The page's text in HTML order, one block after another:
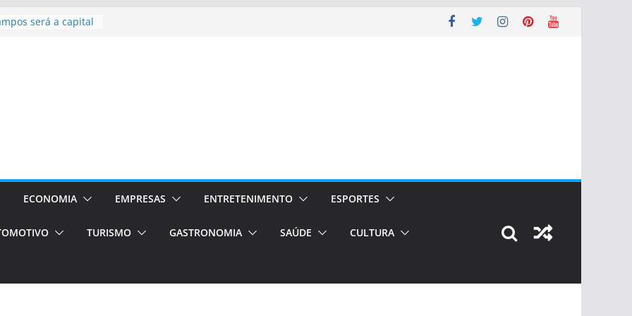
será a capital
Orientados
E VAN
em Porto
bolsas –
ECONOMIA EMPRESAS ENTRETENIMENTO ESPORTES
TURISMO GASTRONOMIA SAÚDE CULTURA